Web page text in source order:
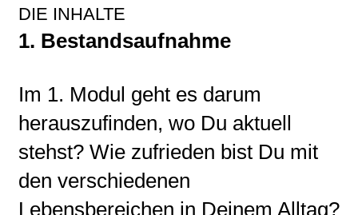
DIE INHALTE
1. Bestandsaufnahme
Im 1. Modul geht es darum
herauszufinden, wo Du aktuell
stehst? Wie zufrieden bist Du mit
den verschiedenen
Lebensbereichen in Deinem Alltag?